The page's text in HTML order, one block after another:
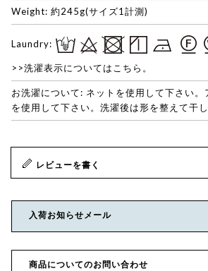
Weight: 約245g(サイズ1計測)
Laundry:
>>洗濯表示についてはこちら。
お洗濯について: ネットを使用して下さい
を使用して下さい。洗濯後は形を整えて干し
レビューを書く
入荷お知らせメール
商品についてのお問い合わせ